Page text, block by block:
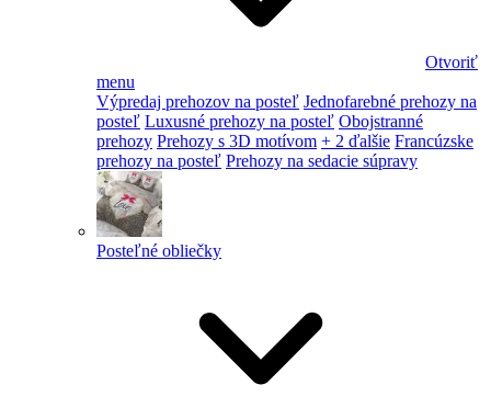
Otvoriť
menu
Výpredaj prehozov na posteľ Jednofarebné prehozy na
posteľ Luxusné prehozy na posteľ Obojstranné
prehozy Prehozy s 3D motívom + 2 ďalšie Francúzske
prehozy na posteľ Prehozy na sedacie súpravy
Posteľné obliečky